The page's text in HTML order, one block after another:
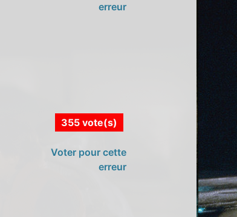
erreur
355 vote(s)
Voter pour cette
erreur